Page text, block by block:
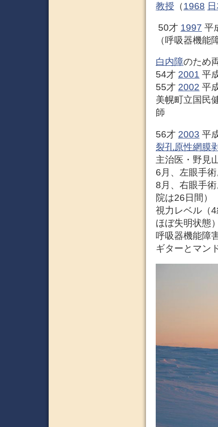
教授 （1968
50才 1997 平
（呼吸器機能
白内障のため
54才 2001 平
55才 2002 平
美幌町立国民
師
56才 2003 平
裂孔原性網膜
主治医・野見
6月、左眼手
8月、右眼手
院は26日間）
視力レベル（
ほぼ失明状態
呼吸器機能障
ギターとマン